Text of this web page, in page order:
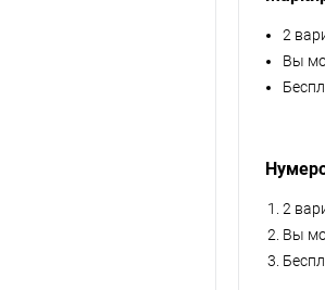
2
Вы
2
Вы